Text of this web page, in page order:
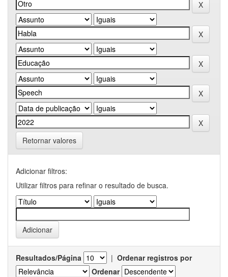
Retornar valores
Adicionar filtros:
Utilizar filtros para refinar o resultado de busca.
Resultados/Página | Ordenar registros por
Ordenar